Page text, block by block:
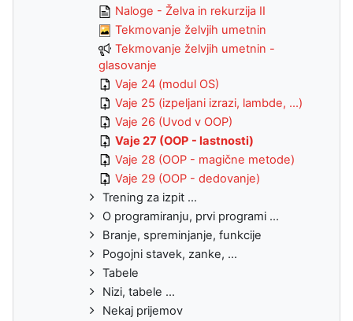
Naloge - Želva in rekurzija II
Tekmovanje želvjih umetnin
Tekmovanje želvjih umetnin -
glasovanje
Vaje 24 (modul OS)
Vaje 25 (izpeljani izrazi, lambde, ...)
Vaje 26 (Uvod v OOP)
Vaje 27 (OOP - lastnosti)
Vaje 28 (OOP - magične metode)
Vaje 29 (OOP - dedovanje)
Trening za izpit ...
O programiranju, prvi programi ...
Branje, spreminjanje, funkcije
Pogojni stavek, zanke, ...
Tabele
Nizi, tabele ...
Nekaj prijemov